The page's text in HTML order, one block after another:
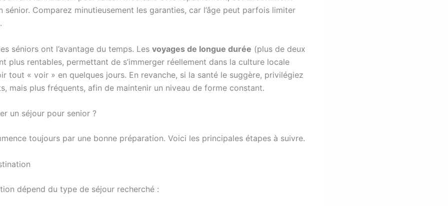
sénior. Comparez minutieusement les garanties, car l’âge peut parfois limiter
séniors ont l’avantage du temps. Les voyages de longue durée (plus de deux
plus rentables, permettant de s’immerger réellement dans la culture locale
tout « voir » en quelques jours. En revanche, si la santé le suggère, privilégiez
mais plus fréquents, afin de maintenir un niveau de forme constant.
un séjour pour senior ?
toujours par une bonne préparation. Voici les principales étapes à suivre.
dépend du type de séjour recherché :